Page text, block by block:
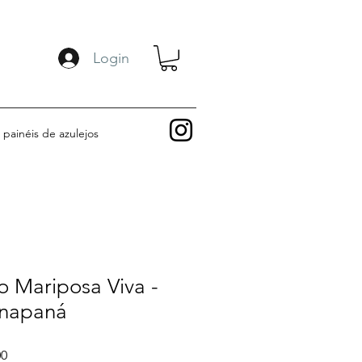
Login
painéis de azulejos
Mariposa Viva -
Preço